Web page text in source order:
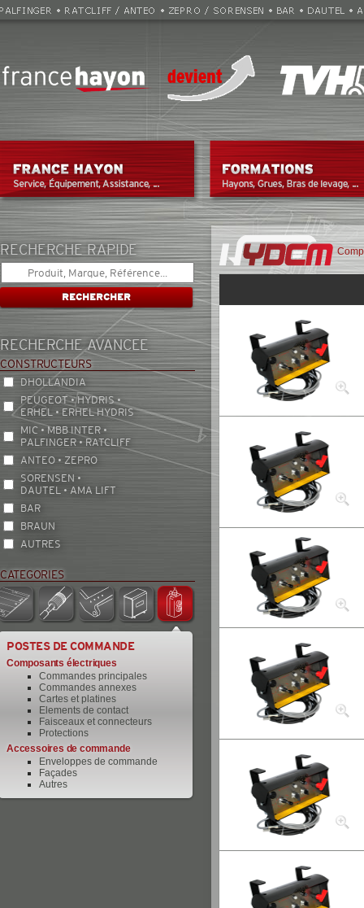
RECHERCHE RAPIDE
RECHERCHE AVANCEE
CONSTRUCTEURS
DHOLLANDIA
PEUGEOT • HYDRIS •
ERHEL • ERHEL HYDRIS
MIC • MBB INTER •
PALFINGER • RATCLIFF
ANTEO • ZEPRO
SORENSEN •
DAUTEL • AMA LIFT
BAR
BRAUN
AUTRES
CATEGORIES
POSTES DE COMMANDE
Composants électriques
Commandes principales
Commandes annexes
Cartes et platines
Elements de contact
Faisceaux et connecteurs
Protections
Accessoires de commande
Enveloppes de commande
Façades
Autres